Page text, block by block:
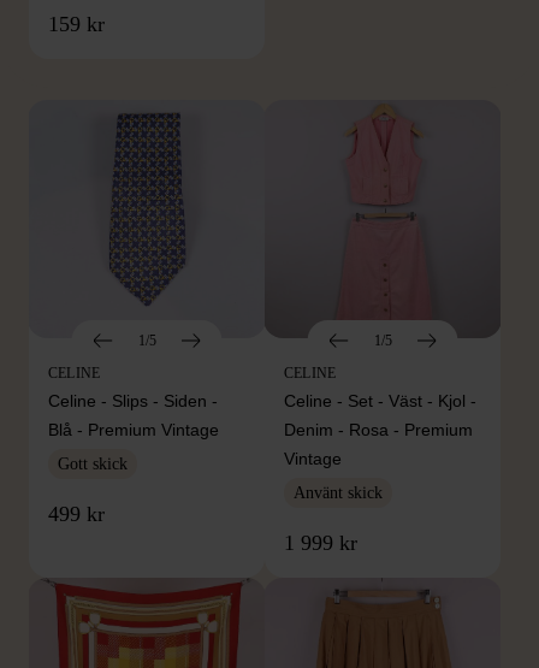
159 kr
FRÅN SAMMA VARUMÄRKE
1/5
CELINE
Celine - Slips - Siden -
Blå - Premium Vintage
Gott skick
499 kr
1/5
CELINE
Celine - Set - Väst - Kjol -
Denim - Rosa - Premium
Vintage
Använt skick
1 999 kr